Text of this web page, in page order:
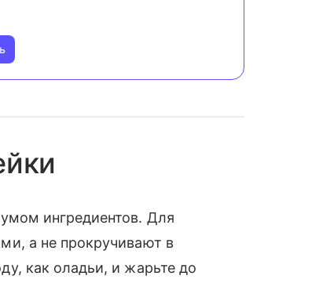
ингредиентов. Для
а не прокручивают в
как оладьи, и жарьте до